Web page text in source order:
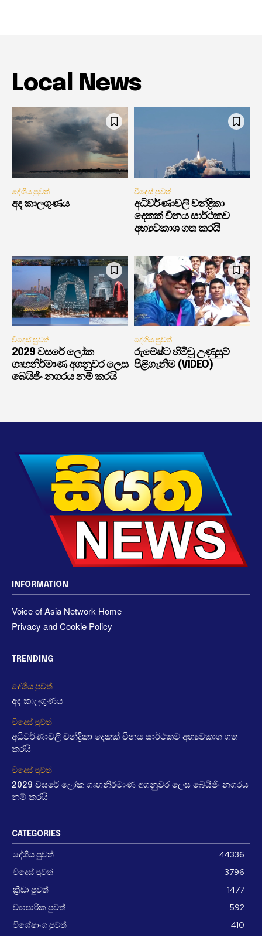
Local News
දේශීය පුවත්
අද කාලගුණය
විදෙස් පුවත්
අධිවර්ණාවලි චන්ද්‍රිකා
දෙකක් චීනය සාර්ථකව
අභ්‍යවකාශ ගත කරයි
විදෙස් පුවත්
2029 වසරේ ලෝක
ගෘහනිර්මාණ අගනුවර ලෙස
බෙයිජිං නගරය නම් කරයි
දේශීය පුවත්
රුමේෂ්ට හිමිවූ උණුසුම්
පිළිගැනීම (VIDEO)
INFORMATION
Voice of Asia Network Home
Privacy and Cookie Policy
TRENDING
දේශීය පුවත්
අද කාලගුණය
විදෙස් පුවත්
අධිවර්ණාවලි චන්ද්‍රිකා දෙකක් චීනය සාර්ථකව අභ්‍යවකාශ ගත
කරයි
විදෙස් පුවත්
2029 වසරේ ලෝක ගෘහනිර්මාණ අගනුවර ලෙස බෙයිජිං නගරය
නම් කරයි
CATEGORIES
දේශීය පුවත්
44336
විදෙස් පුවත්
3796
ක්‍රීඩා පුවත්
1477
ව්‍යාපාරික පුවත්
592
විශේෂාංග පුවත්
410